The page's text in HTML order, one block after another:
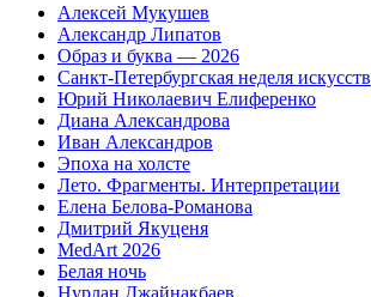
Алексей Мукушев
Александр Липатов
Образ и буква — 2026
Санкт-Петербургская неделя искусств
Юрий Николаевич Елиференко
Диана Александрова
Иван Александров
Эпоха на холсте
Лето. Фрагменты. Интерпретации
Елена Белова-Романова
Дмитрий Якуценя
MedArt 2026
Белая ночь
Нурлан Джайнакбаев